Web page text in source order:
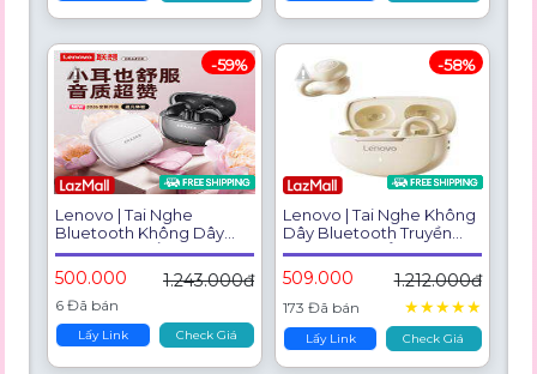
Lenovo | Tai Nghe
Bluetooth Không Dây
Kiểu Nửa Tai Âm Thanh
Cao Cấp
500.000 1.243.000đ
6 Đã bán
Lấy Link Check Giá
-59%
Lenovo | Tai Nghe Không
Dây Bluetooth Truyền
Động Xương Ở Cài Vai
509.000 1.212.000đ
173 Đã bán ★★★★★
Lấy Link Check Giá
-58%